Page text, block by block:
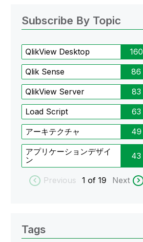
Subscribe By Topic
QlikView Desktop 160
Qlik Sense 86
QlikView Server 83
Load Script 63
アーキテクチャ 49
アプリケーションデザイ
ン
43
Previous 1 of 19 Next
Tags